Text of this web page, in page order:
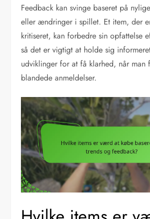
Feedback kan svinge baseret på
eller ændringer i spillet. Et item, der
kritiseret, kan forbedre sin opfattelse
så det er vigtigt at holde sig
udviklinger for at få klarhed, når man
blandede anmeldelser.